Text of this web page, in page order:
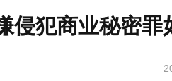
侵犯商业秘密罪